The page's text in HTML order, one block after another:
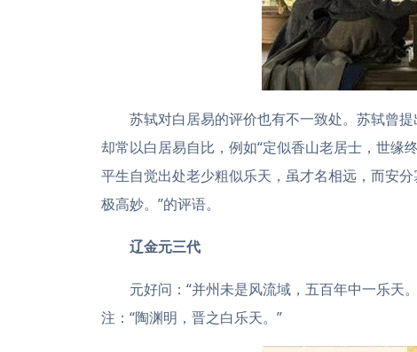
苏轼对白居易的评价也有不一致处。苏轼曾
却常以白居易自比，例如“定似香山老居士，世缘
平生自觉出处老少粗似乐天，虽才名相远，而安
极高妙。”的评语。
辽金元三代
元好问：“并州未是风流域，五百年中一乐天
注：“陶渊明，晋之白乐天。”